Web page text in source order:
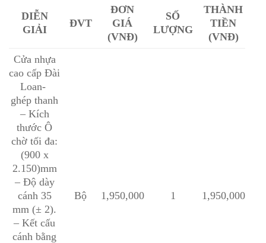
DIỄN
GIẢI
ĐVT
ĐƠN
GIÁ
(VNĐ)
SỐ
LƯỢNG
THÀNH
TIỀN
(VNĐ)
Cửa nhựa
cao cấp Đài
Loan-
ghép thanh
– Kích
thước Ô
chờ tối đa:
(900 x
2.150)mm
– Độ dày
cánh 35
mm (± 2).
– Kết cấu
cánh bằng
Bộ 1,950,000 1 1,950,000